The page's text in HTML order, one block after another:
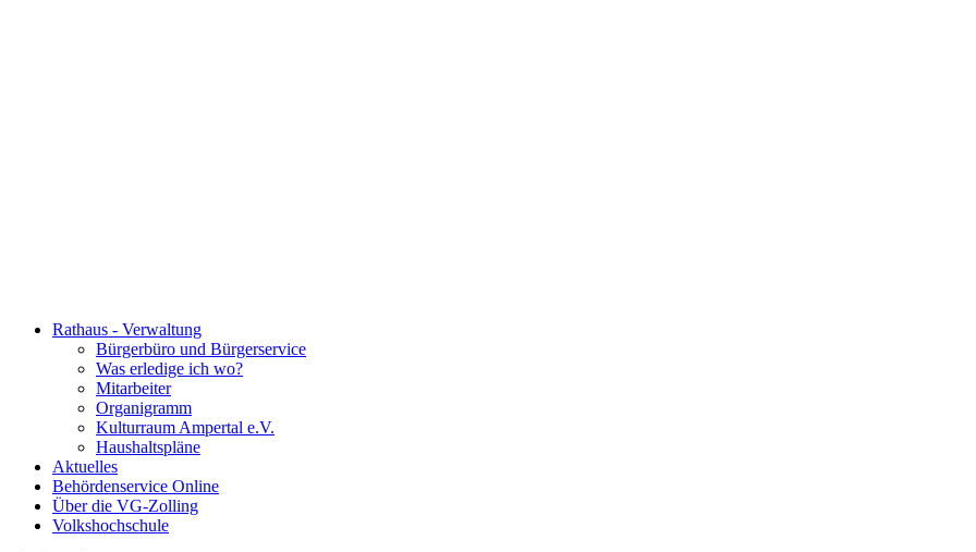
Rathaus - Verwaltung
Bürgerbüro und Bürgerservice
Was erledige ich wo?
Mitarbeiter
Organigramm
Kulturraum Ampertal e.V.
Haushaltspläne
Aktuelles
Behördenservice Online
Über die VG-Zolling
Volkshochschule